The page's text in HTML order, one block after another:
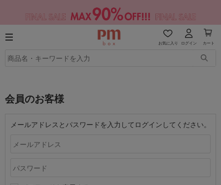
お気に入り ログイン カート
会員のお客様
メールアドレスとパスワードを入力してログインしてください。